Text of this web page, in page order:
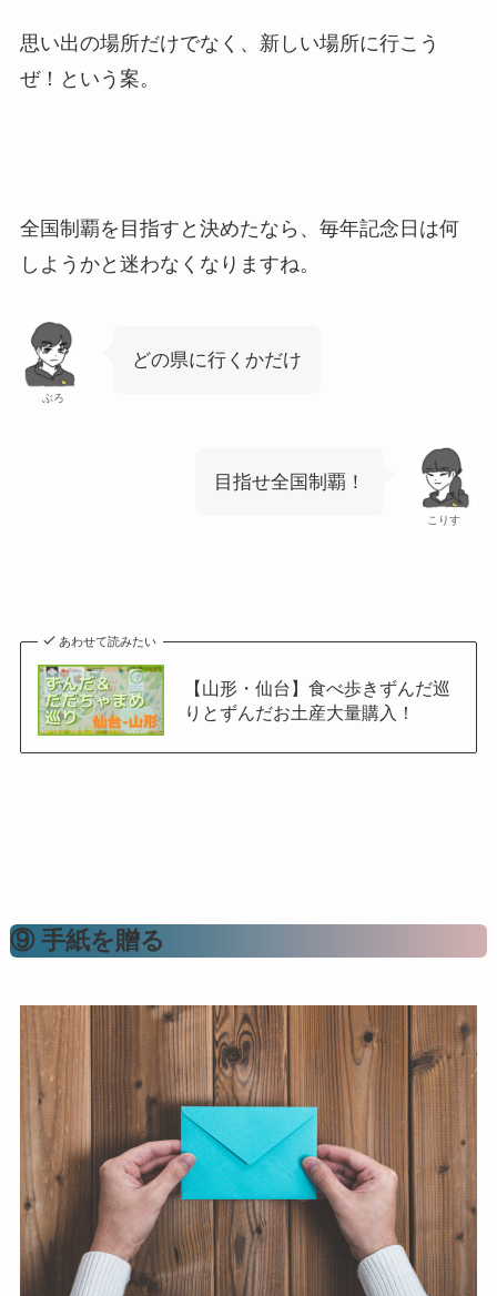
思い出の場所だけでなく、新しい場所に行こう
ぜ！という案。
全国制覇を目指すと決めたなら、毎年記念日は何
しようかと迷わなくなりますね。
ぶろ
どの県に行くかだけ
こりす
目指せ全国制覇！
あわせて読みたい
【山形・仙台】食べ歩きずんだ巡
りとずんだお土産大量購入！
⑨ 手紙を贈る